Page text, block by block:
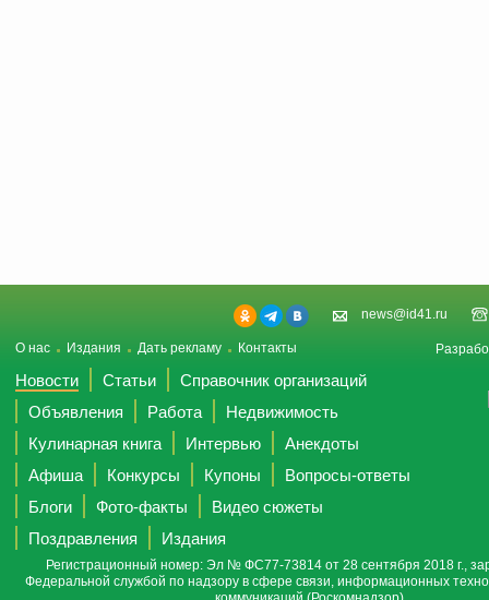
news@id41.ru
О нас Издания Дать рекламу Контакты
Новости Статьи
Справочник организаций
Объявления
Работа
Недвижимость
Кулинарная книга
Интервью
Анекдоты
Афиша
Конкурсы Купоны
Вопросы-ответы
Блоги
Фото-факты
Видео сюжеты
Поздравления
Издания
Регистрационный номер: Эл № ФС77-73814 от 28 сентября 2018 г.,
Федеральной службой по надзору в сфере связи, информационных